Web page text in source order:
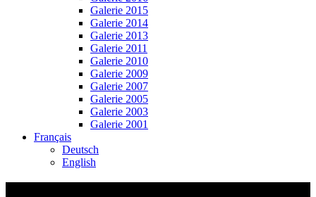
Galerie 2015
Galerie 2014
Galerie 2013
Galerie 2011
Galerie 2010
Galerie 2009
Galerie 2007
Galerie 2005
Galerie 2003
Galerie 2001
Français
Deutsch
English